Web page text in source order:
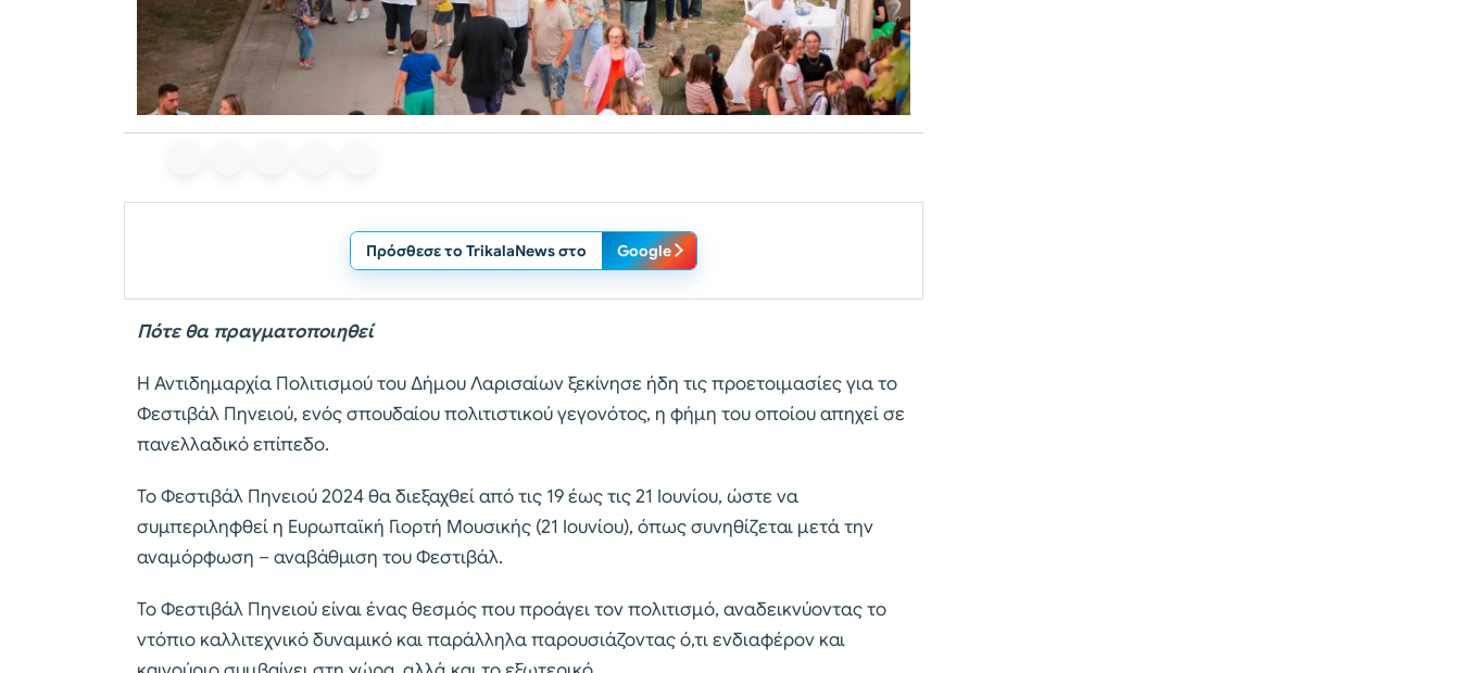
Πρόσθεσε το TrikalaNews στο Google
Πότε θα πραγματοποιηθεί
Η Αντιδημαρχία Πολιτισμού του Δήμου Λαρισαίων ξεκίνησε ήδη τις προετοιμασίες για το
Φεστιβάλ Πηνειού, ενός σπουδαίου πολιτιστικού γεγονότος, η φήμη του οποίου απηχεί σε
πανελλαδικό επίπεδο.
Το Φεστιβάλ Πηνειού 2024 θα διεξαχθεί από τις 19 έως τις 21 Ιουνίου, ώστε να
συμπεριληφθεί η Ευρωπαϊκή Γιορτή Μουσικής (21 Ιουνίου), όπως συνηθίζεται μετά την
αναμόρφωση – αναβάθμιση του Φεστιβάλ.
Το Φεστιβάλ Πηνειού είναι ένας θεσμός που προάγει τον πολιτισμό, αναδεικνύοντας το
ντόπιο καλλιτεχνικό δυναμικό και παράλληλα παρουσιάζοντας ό,τι ενδιαφέρον και